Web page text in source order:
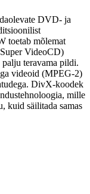
DVD- ja
toetab mõlemat
VideoCD)
teravama pildi.
videoid (MPEG-2)
DivX-koodek
mille
kuid säilitada samas